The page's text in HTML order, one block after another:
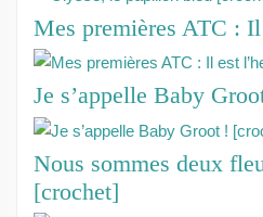
Mes premières ATC : Il
Je s’appelle Baby
Nous sommes deux
[crochet]